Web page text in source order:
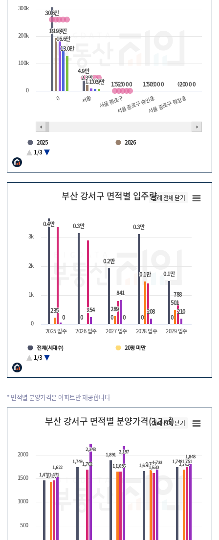
30.6만
30.6만
4.9만
4.9만
126
126 126
126 0
0
19.4만
19.4만
2.3만
2.3만
525
525 505
505 20
20
19.4만
19.4만
1.1만
1.1만 0
0 0
0 0
0
16.6만
16.6만
1.0만
1.0만 0
0 0
0 0
0
13.0만
13.0만
0.9만
0.9만 0
0 0
0 0
0
2025
2026
2027
2029
1/3
0 서울 서울 종로구서울 종로구 숭인동서울 종로구 평창동
0
100k
200k
300k
범례 전체 닫기
부산 강서구 면적별 입주량
0.4만
0.4만 0.3만
0.3만
0.2만
0.2만
0.3만
0.3만
0.1만
0.1만
0
0 0
0 0
0 0
0
235
235 289
289
0.1만
0.1만
501
501
788
788
254
254
841
841
208
208 210
210
0
0 0
0
전체(세대수)
20평 미만
20 ~ 30평
40 ~ 50평
1/3
2025 입주 2026 입주 2027 입주 2028 입주 2029 입주
0
1k
2k
3k
* 면적별 분양가격은 아파트만 제공합니다
범례 전체 닫기
부산 강서구 면적별 분양가격(3.3㎡)
1,471
1,471
1,746
1,746
1,891
1,891
1,670
1,670
1,748
1,748
1,434
1,434
1,657
1,657 1,700
1,700 1,701
1,701
1,471
1,471
1,702
1,702 1,656
1,656 1,630
1,630
1,751
1,751
1,622
1,622
2,248
2,248 2,197
2,197
1,733
1,733
1,848
1,848
500
1000
1500
2000